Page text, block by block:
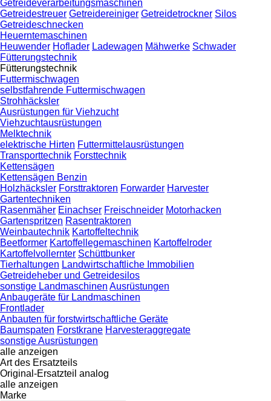
Getreideverarbeitungsmaschinen
Getreidestreuer Getreidereiniger Getreidetrockner Silos
Getreideschnecken
Heuerntemaschinen
Heuwender Hoflader Ladewagen Mähwerke Schwader
Fütterungstechnik
Fütterungstechnik
Futtermischwagen
selbstfahrende Futtermischwagen
Strohhäcksler
Ausrüstungen für Viehzucht
Viehzuchtausrüstungen
Melktechnik
elektrische Hirten Futtermittelausrüstungen
Transporttechnik Forsttechnik
Kettensägen
Kettensägen Benzin
Holzhäcksler Forsttraktoren Forwarder Harvester
Gartentechniken
Rasenmäher Einachser Freischneider Motorhacken
Gartenspritzen Rasentraktoren
Weinbautechnik Kartoffeltechnik
Beetformer Kartoffellegemaschinen Kartoffelroder
Kartoffelvollernter Schüttbunker
Tierhaltungen Landwirtschaftliche Immobilien
Getreideheber und Getreidesilos
sonstige Landmaschinen Ausrüstungen
Anbaugeräte für Landmaschinen
Frontlader
Anbauten für forstwirtschaftliche Geräte
Baumspaten Forstkrane Harvesteraggregate
sonstige Ausrüstungen
alle anzeigen
Art des Ersatzteils
Original-Ersatzteil analog
alle anzeigen
Marke